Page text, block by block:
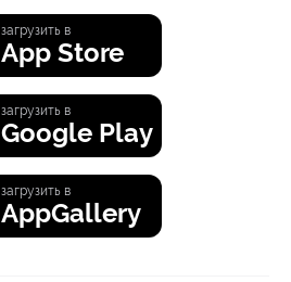
загрузить в
App Store
загрузить в
Google Play
загрузить в
AppGallery